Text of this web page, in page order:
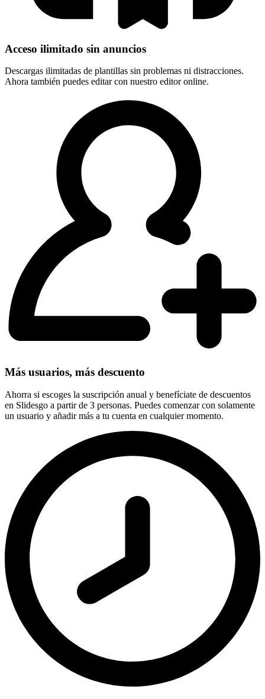
Acceso ilimitado sin anuncios
Descargas ilimitadas de plantillas sin problemas ni distracciones.
Ahora también puedes editar con nuestro editor online.
Más usuarios, más descuento
Ahorra si escoges la suscripción anual y benefíciate de descuentos
en Slidesgo a partir de 3 personas. Puedes comenzar con solamente
un usuario y añadir más a tu cuenta en cualquier momento.